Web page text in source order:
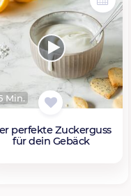
Min.
perfekte Zuckerguss
für dein Gebäck